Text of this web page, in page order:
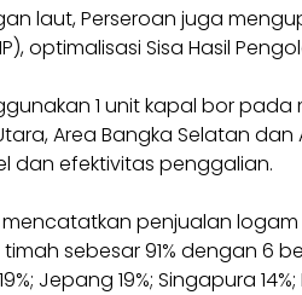
laut, Perseroan juga
optimalisasi Sisa Hasil
1 unit kapal bor
Area Bangka Selatan dan
dan efektivitas penggalian.
mencatatkan penjualan
sebesar 91% dengan 6
Jepang 19%; Singapura 14%;